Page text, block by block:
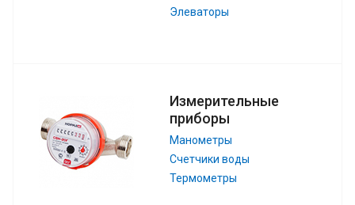
Элеваторы
Измерительные
приборы
Манометры
Счетчики воды
Термометры